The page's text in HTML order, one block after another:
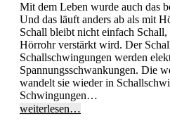
Mit dem Leben wurde auch das
Und das läuft anders ab als mit
Schall bleibt nicht einfach
Hörrohr verstärkt wird. Der
Schallschwingungen werden
Spannungsschwankungen. Die
wandelt sie wieder in
Schwingungen…
weiterlesen…